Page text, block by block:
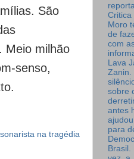
São
Meio milhão
senso,
na tragédia
Critica
Moro
de
com
Lava
Zanin.
sobre
antes
para
Brasil.